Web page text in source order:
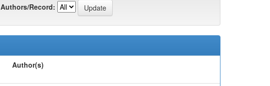
Authors/Record:
Author(s)